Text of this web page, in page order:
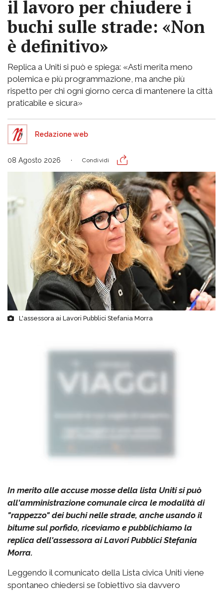
il lavoro per chiudere i
buchi sulle strade: «Non
è definitivo»
Replica a Uniti si può e spiega: «Asti merita meno
polemica e più programmazione, ma anche più
rispetto per chi ogni giorno cerca di mantenere la città
praticabile e sicura»
Redazione web
08 Agosto 2026 Condividi
L'assessora ai Lavori Pubblici Stefania Morra
In merito alle accuse mosse della lista Uniti si può
all'amministrazione comunale circa le modalità di
"rappezzo" dei buchi nelle strade, anche usando il
bitume sul porfido, riceviamo e pubblichiamo la
replica dell'assessora ai Lavori Pubblici Stefania
Morra.
Leggendo il comunicato della Lista civica Uniti viene
spontaneo chiedersi se l’obiettivo sia davvero